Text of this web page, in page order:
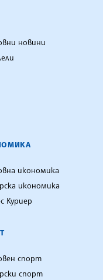
АГЕНЦИЯ
новини
икономика
икономика
Куриер
спорт
спорт